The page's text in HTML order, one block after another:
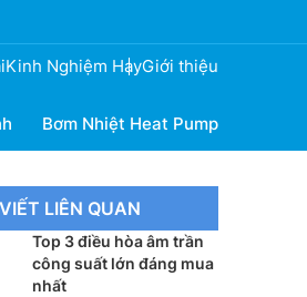
Kinh Nghiệm HayGiới thiệu
Bơm Nhiệt Heat Pump
LIÊN QUAN
Top 3 điều hòa âm trần
công suất lớn đáng mua
nhất